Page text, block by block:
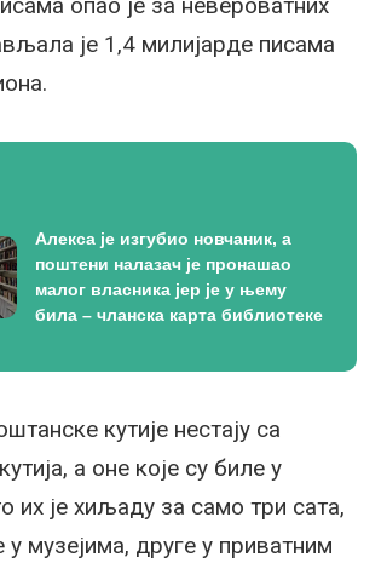
је 1,4 милијарде писама
Алекса је изгубио новчаник, а
поштени налазач је пронашао
малог власника јер је у њему
била – чланска карта библиотеке
кутије нестају са
а оне које су биле у
је хиљаду за само три сата,
музејима, друге у приватним